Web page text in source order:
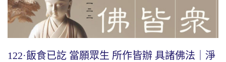
122·飯食已訖 當願眾生 所作皆辦 具諸佛法｜淨